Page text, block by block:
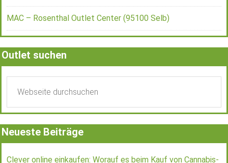
MAC – Rosenthal Outlet Center (95100 Selb)
Outlet suchen
Neueste Beiträge
Clever online einkaufen: Worauf es beim Kauf von Cannabis-